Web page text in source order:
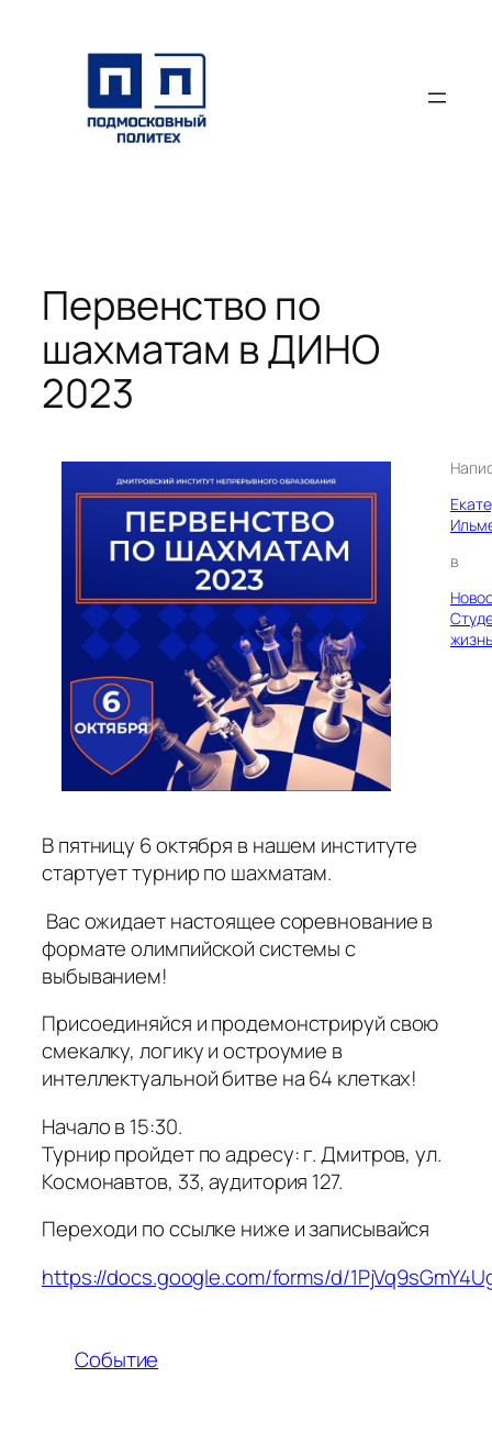
содержимому
Первенство по
шахматам в ДИНО
2023
в
жизнь
В пятницу 6 октября в нашем институте
стартует турнир по шахматам.
Вас ожидает настоящее соревнование в
формате олимпийской системы с
выбыванием!
Присоединяйся и продемонстрируй свою
смекалку, логику и остроумие в
интеллектуальной битве на 64 клетках!
Начало в 15:30.
Турнир пройдет по адресу: г. Дмитров, ул.
Космонавтов, 33, аудитория 127.
Переходи по ссылке ниже и записывайся
https://docs.google.com/forms/d/
Событие